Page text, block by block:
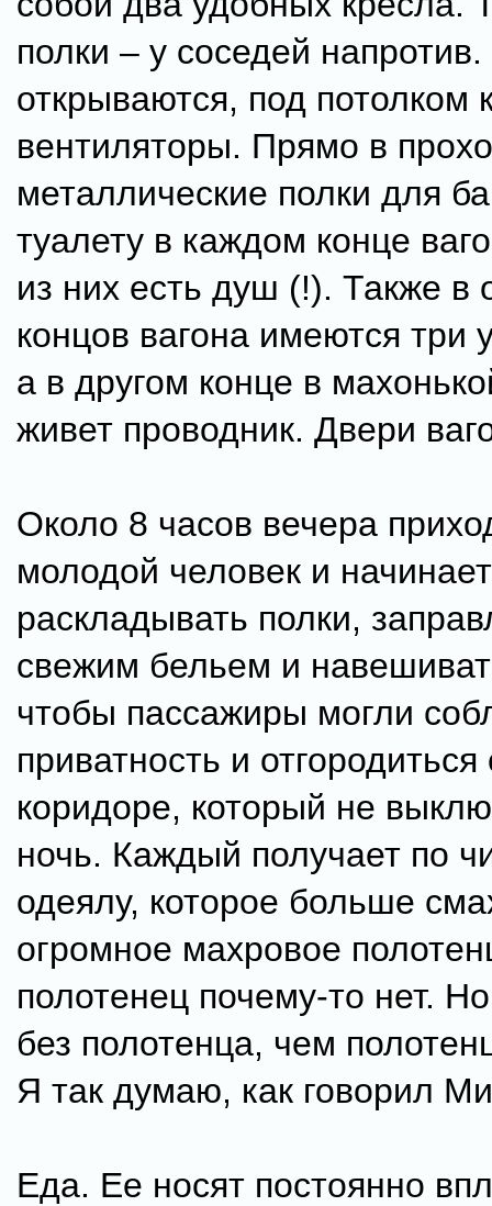
полки – у соседей
открываются, под потолком
вентиляторы. Прямо в
металлические полки для
туалету в каждом конце
из них есть душ (!). Также в
концов вагона имеются три
а в другом конце в
живет проводник. Двери
Около 8 часов вечера
молодой человек и начинает
раскладывать полки,
свежим бельем и
чтобы пассажиры могли
приватность и отгородиться
коридоре, который не
ночь. Каждый получает по
одеялу, которое больше
огромное махровое
полотенец почему-то нет.
без полотенца, чем
Я так думаю, как говорил
Еда. Ее носят постоянно